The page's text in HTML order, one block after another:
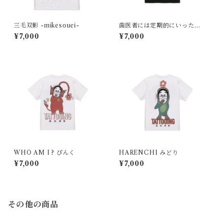
三毛双影 -mikesouei-
¥7,000
歯医者には定期的にいった方
がいい
¥7,000
WHO AM I ? ぴんく
¥7,000
HARENCHI みどり
¥7,000
その他の商品